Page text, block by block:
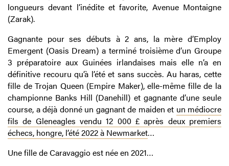
longueurs devant l’inédite et favorite, Avenue Montaigne
(Zarak).
Gagnante pour ses débuts à 2 ans, la mère d’Employ
Emergent (Oasis Dream) a terminé troisième d’un Groupe
3 préparatoire aux Guinées irlandaises mais elle n’a en
définitive recouru qu’à l’été et sans succès. Au haras, cette
fille de Trojan Queen (Empire Maker), elle-même fille de la
championne Banks Hill (Danehill) et gagnante d’une seule
course, a déjà donné un gagnant de maiden et un médiocre
fils de Gleneagles vendu 12 000 £ après deux premiers
échecs, hongre, l’été 2022 à Newmarket…
Une fille de Caravaggio est née en 2021…